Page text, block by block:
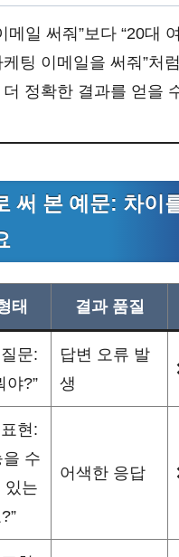
메일 써줘”보다 “20대
팅 이메일을 써줘”처럼
정확한 결과를 얻을
써 본 예문: 차이
태 결과 품질
문:
야?”
답변 오류 발
생
현:
을 수
있는
어색한 응답